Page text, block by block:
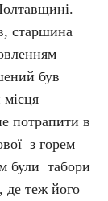
старшина
був
місця
потрапити в
з горем
були табори
де теж його